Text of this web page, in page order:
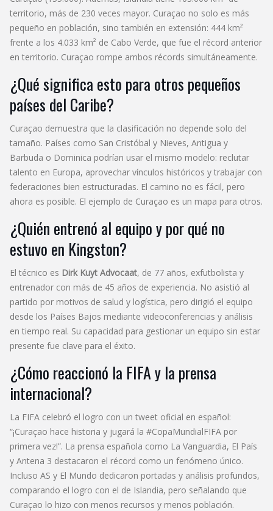
territorio, más de 230 veces mayor. Curaçao no solo es más
pequeño en población, sino también en extensión: 444 km²
frente a los 4.033 km² de Cabo Verde, que fue el récord anterior
en territorio. Curaçao rompe ambos récords simultáneamente.
¿Qué significa esto para otros pequeños
países del Caribe?
Curaçao demuestra que la clasificación no depende solo del
tamaño. Países como San Cristóbal y Nieves, Antigua y
Barbuda o Dominica podrían usar el mismo modelo: reclutar
talento en Europa, aprovechar vínculos históricos y trabajar con
federaciones bien estructuradas. El camino no es fácil, pero
ahora es posible. El ejemplo de Curaçao es un mapa para otros.
¿Quién entrenó al equipo y por qué no
estuvo en Kingston?
El técnico es Dirk Kuyt Advocaat, de 77 años, exfutbolista y
entrenador con más de 45 años de experiencia. No asistió al
partido por motivos de salud y logística, pero dirigió el equipo
desde los Países Bajos mediante videoconferencias y análisis
en tiempo real. Su capacidad para gestionar un equipo sin estar
presente fue clave para el éxito.
¿Cómo reaccionó la FIFA y la prensa
internacional?
La FIFA celebró el logro con un tweet oficial en español:
“¡Curaçao hace historia y jugará la #CopaMundialFIFA por
primera vez!”. La prensa española como La Vanguardia, El País
y Antena 3 destacaron el récord como un fenómeno único.
Incluso AS y El Mundo dedicaron portadas y análisis profundos,
comparando el logro con el de Islandia, pero señalando que
Curaçao lo hizo con menos recursos y menos población.